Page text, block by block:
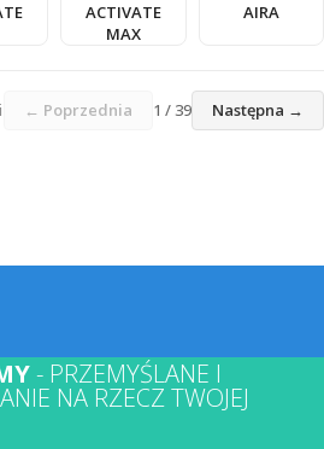
ACTIVATE
MAX
AIRA
← Poprzednia 1 / 39 Następna →
- PRZEMYŚLANE I
NA RZECZ TWOJEJ